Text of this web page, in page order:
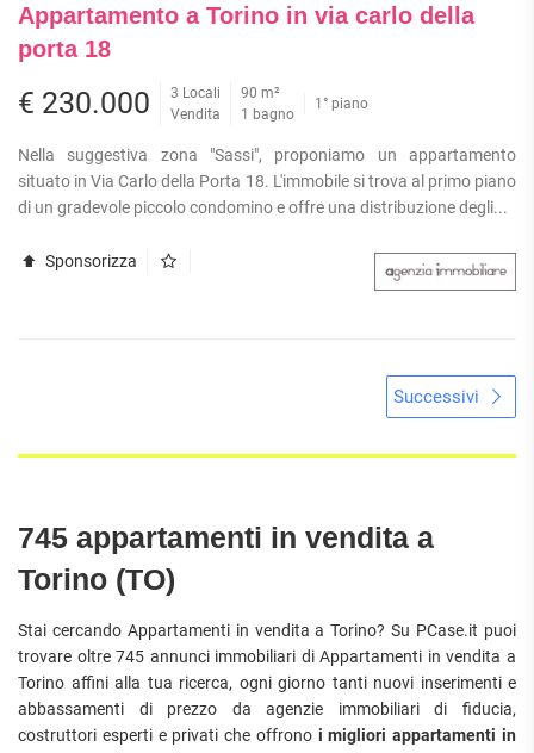
Appartamento a Torino in via carlo della
porta 18
€ 230.000
3 Locali
Vendita
90 m²
1 bagno
1° piano
Nella suggestiva zona "Sassi", proponiamo un appartamento
situato in Via Carlo della Porta 18. L'immobile si trova al primo piano
di un gradevole piccolo condomino e offre una distribuzione degli...
Sponsorizza
Successivi
745 appartamenti in vendita a
Torino (TO)
Stai cercando Appartamenti in vendita a Torino? Su PCase.it puoi
trovare oltre 745 annunci immobiliari di Appartamenti in vendita a
Torino affini alla tua ricerca, ogni giorno tanti nuovi inserimenti e
abbassamenti di prezzo da agenzie immobiliari di fiducia,
costruttori esperti e privati che offronoi migliori appartamenti in